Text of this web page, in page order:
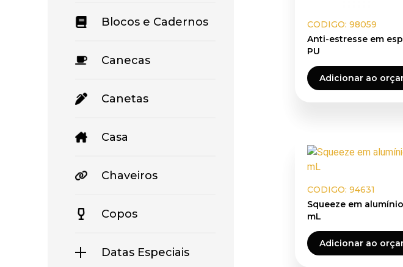
Blocos e Cadernos
Canecas
Canetas
Casa
Chaveiros
Copos
Datas Especiais
CODIGO: 98059
Anti-estresse em
PU
Adicionar ao
CODIGO: 94631
Squeeze em
mL
Adicionar ao